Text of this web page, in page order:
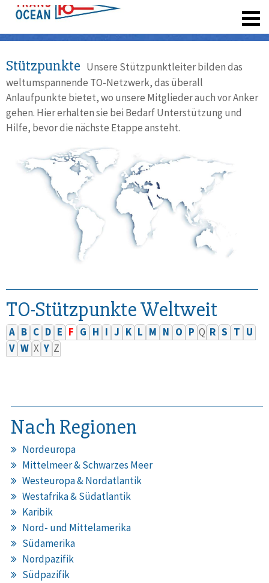
Stützpunkte Unsere Stützpunktleiter bilden das
weltumspannende TO-Netzwerk, das überall
Anlaufpunkte bietet, wo unsere Mitglieder auch vor Anker
gehen. Hier erhalten sie bei Bedarf Unterstützung und
Hilfe, bevor die nächste Etappe ansteht.
TO-Stützpunkte Weltweit
A B C D E F G H I J K L M N O P Q R S T U
V W X Y Z
Nach Regionen
Nordeuropa
Mittelmeer & Schwarzes Meer
Westeuropa & Nordatlantik
Westafrika & Südatlantik
Karibik
Nord- und Mittelamerika
Südamerika
Nordpazifik
Südpazifik